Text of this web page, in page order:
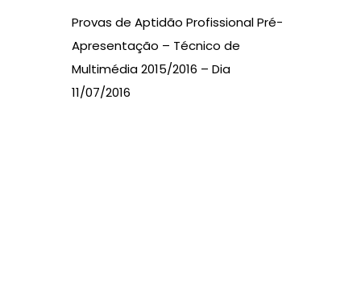
Provas de Aptidão Profissional Pré-
Apresentação – Técnico de
Multimédia 2015/2016 – Dia
11/07/2016